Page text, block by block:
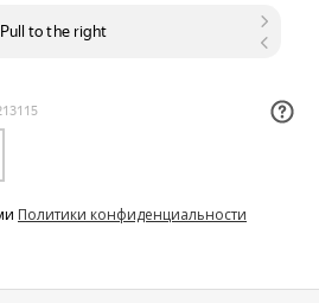
Политики конфиденциальности